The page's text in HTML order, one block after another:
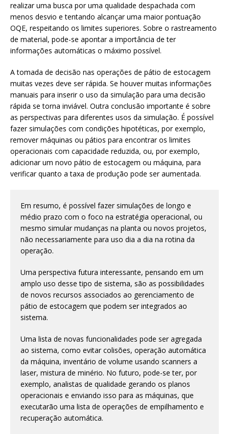
realizar uma busca por uma qualidade despachada com
menos desvio e tentando alcançar uma maior pontuação
OQE, respeitando os limites superiores. Sobre o rastreamento
de material, pode-se apontar a importância de ter
informações automáticas o máximo possível.
A tomada de decisão nas operações de pátio de estocagem
muitas vezes deve ser rápida. Se houver muitas informações
manuais para inserir o uso da simulação para uma decisão
rápida se torna inviável. Outra conclusão importante é sobre
as perspectivas para diferentes usos da simulação. É possível
fazer simulações com condições hipotéticas, por exemplo,
remover máquinas ou pátios para encontrar os limites
operacionais com capacidade reduzida, ou, por exemplo,
adicionar um novo pátio de estocagem ou máquina, para
verificar quanto a taxa de produção pode ser aumentada.
Em resumo, é possível fazer simulações de longo e
médio prazo com o foco na estratégia operacional, ou
mesmo simular mudanças na planta ou novos projetos,
não necessariamente para uso dia a dia na rotina da
operação.
Uma perspectiva futura interessante, pensando em um
amplo uso desse tipo de sistema, são as possibilidades
de novos recursos associados ao gerenciamento de
pátio de estocagem que podem ser integrados ao
sistema.
Uma lista de novas funcionalidades pode ser agregada
ao sistema, como evitar colisões, operação automática
da máquina, inventário de volume usando scanners a
laser, mistura de minério. No futuro, pode-se ter, por
exemplo, analistas de qualidade gerando os planos
operacionais e enviando isso para as máquinas, que
executarão uma lista de operações de empilhamento e
recuperação automática.